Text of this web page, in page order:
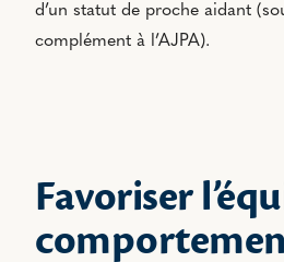
d’un statut de proche aidant
complément à l’AJPA).
Favoriser